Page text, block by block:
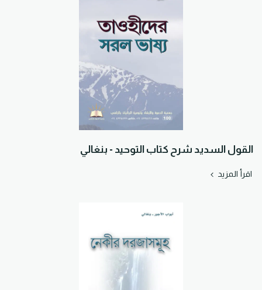
القول السديد شرح كتاب التوحيد - بنغالي
اقرأ المزيد